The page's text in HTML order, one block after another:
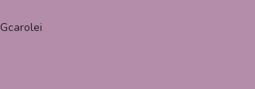
Gcarolei